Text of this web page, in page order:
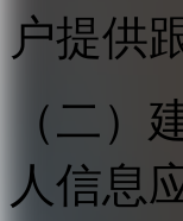
户提供
（二
人信息